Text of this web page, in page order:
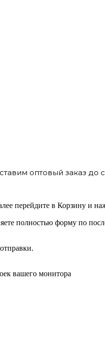
оптовый заказ до
перейдите в Корзину и
полностью форму по
вашего монитора